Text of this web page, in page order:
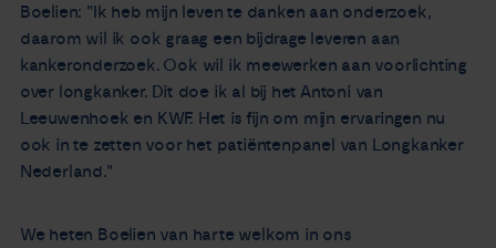
Boelien: "Ik heb mijn leven te danken aan onderzoek,
daarom wil ik ook graag een bijdrage leveren aan
kankeronderzoek. Ook wil ik meewerken aan voorlichting
over longkanker. Dit doe ik al bij het Antoni van
Leeuwenhoek en KWF. Het is fijn om mijn ervaringen nu
ook in te zetten voor het patiëntenpanel van Longkanker
Nederland."
We heten Boelien van harte welkom in ons